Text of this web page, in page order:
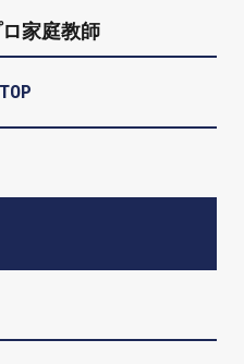
家庭教師